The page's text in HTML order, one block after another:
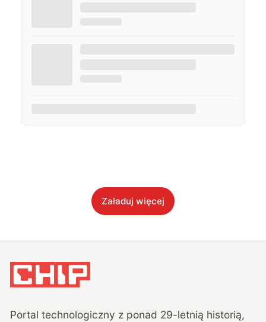
Załaduj więcej
Portal technologiczny z ponad 29-letnią historią,